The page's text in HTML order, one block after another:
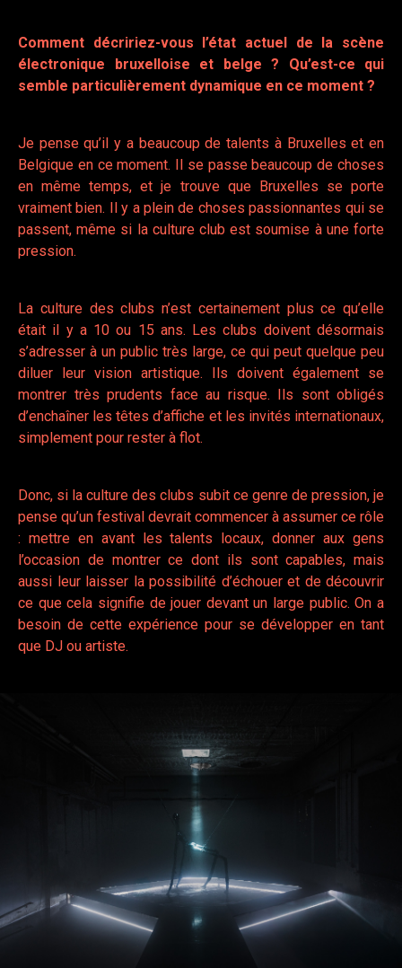
Comment décririez-vous l’état actuel de la scène
électronique bruxelloise et belge ? Qu’est-ce qui
semble particulièrement dynamique en ce moment ?
Je pense qu’il y a beaucoup de talents à Bruxelles et en
Belgique en ce moment. Il se passe beaucoup de choses
en même temps, et je trouve que Bruxelles se porte
vraiment bien. Il y a plein de choses passionnantes qui se
passent, même si la culture club est soumise à une forte
pression.
La culture des clubs n’est certainement plus ce qu’elle
était il y a 10 ou 15 ans. Les clubs doivent désormais
s’adresser à un public très large, ce qui peut quelque peu
diluer leur vision artistique. Ils doivent également se
montrer très prudents face au risque. Ils sont obligés
d’enchaîner les têtes d’affiche et les invités internationaux,
simplement pour rester à flot.
Donc, si la culture des clubs subit ce genre de pression, je
pense qu’un festival devrait commencer à assumer ce rôle
: mettre en avant les talents locaux, donner aux gens
l’occasion de montrer ce dont ils sont capables, mais
aussi leur laisser la possibilité d’échouer et de découvrir
ce que cela signifie de jouer devant un large public. On a
besoin de cette expérience pour se développer en tant
que DJ ou artiste.